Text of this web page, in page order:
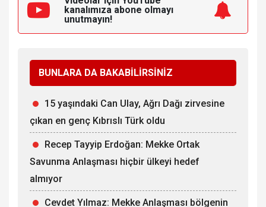
kanalımıza abone olmayı
unutmayın!
BUNLARA DA BAKABİLİRSİNİZ
15 yaşındaki Can Ulay, Ağrı Dağı zirvesine
çıkan en genç Kıbrıslı Türk oldu
Recep Tayyip Erdoğan: Mekke Ortak
Savunma Anlaşması hiçbir ülkeyi hedef
almıyor
Cevdet Yılmaz: Mekke Anlaşması bölgenin